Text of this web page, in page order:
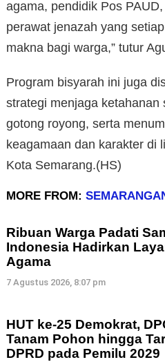
agama, pendidik Pos
perawat jenazah yang
makna bagi warga,” tutur
Program bisyarah ini juga
strategi menjaga ketahanan
gotong royong, serta
keagamaan dan karakter di
Kota Semarang.(HS)
MORE FROM:
Ribuan Warga Padati
Indonesia Hadirkan
Agama
7 Agustus 2026, 8:07 pm
HUT ke-25 Demokrat,
Tanam Pohon hingga
DPRD pada Pemilu 2029